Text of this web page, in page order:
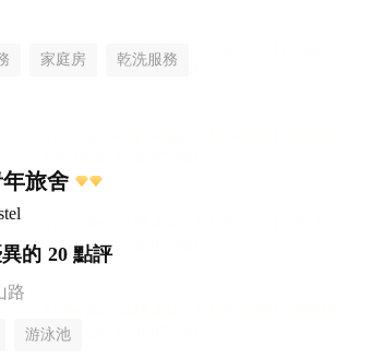
家庭房 乾洗服務
旅舍
的 20 點評
路
游泳池